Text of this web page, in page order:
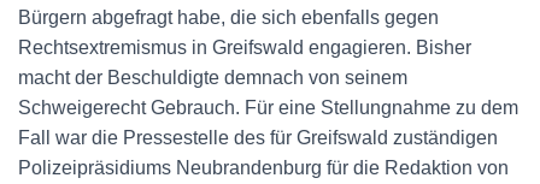
Bürgern abgefragt habe, die sich ebenfalls gegen
Rechtsextremismus in Greifswald engagieren. Bisher
macht der Beschuldigte demnach von seinem
Schweigerecht Gebrauch. Für eine Stellungnahme zu dem
Fall war die Pressestelle des für Greifswald zuständigen
Polizeipräsidiums Neubrandenburg für die Redaktion von